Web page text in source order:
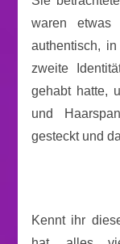
waren
authentisch,
zweite
gehabt hatte,
und
gesteckt und
Kennt ihr